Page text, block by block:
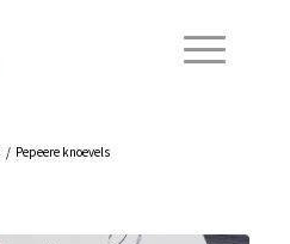
/ Pepeere knoevels